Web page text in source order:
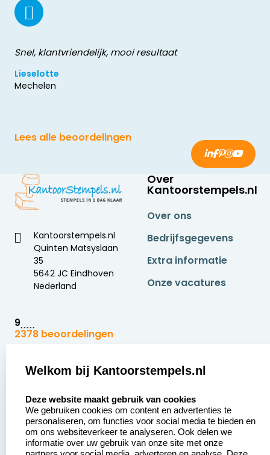
Snel, klantvriendelijk, mooi resultaat
Lieselotte
Mechelen
Lees alle beoordelingen
Kantoorstempels.nl
Quinten Matsyslaan
35
5642 JC Eindhoven
Nederland
9
2378 beoordelingen
Over
Kantoorstempels.nl
Over ons
Bedrijfsgegevens
Extra informatie
Onze vacatures
Zakelijk:
Aanvraag op maat
Betaling &
Verzending
Wederverkoper
Klantenservice:
Contact opnemen
Veel gestelde vragen
Retourneren
Welkom bij Kantoorstempels.nl
Deze website maakt gebruik van cookies
We gebruiken cookies om content en advertenties te
personaliseren, om functies voor social media te bieden en
om ons websiteverkeer te analyseren. Ook delen we
informatie over uw gebruik van onze site met onze